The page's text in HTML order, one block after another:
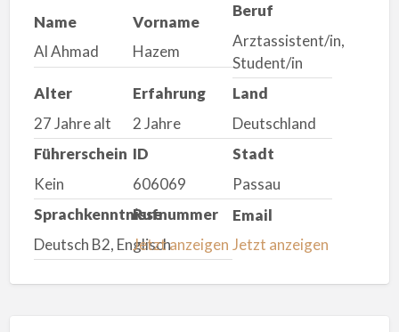
Name
Al Ahmad
Vorname
Hazem
Beruf
Arztassistent/in,
Student/in
Alter
27 Jahre alt
Erfahrung
2 Jahre
Land
Deutschland
Führerschein
Kein
ID
606069
Stadt
Passau
Sprachkenntnisse
Deutsch B2, Englisch
Rufnummer
Jetzt anzeigen
Email
Jetzt anzeigen